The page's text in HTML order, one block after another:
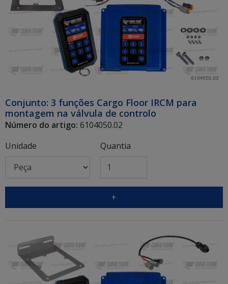
Conjunto: 3 funções Cargo Floor IRCM para
montagem na válvula de controlo
Número do artigo: 6104050.02
Unidade
Quantia
+